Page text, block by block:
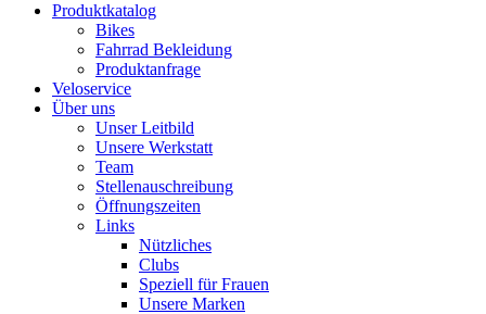
Produktkatalog
Bikes
Fahrrad Bekleidung
Produktanfrage
Veloservice
Über uns
Unser Leitbild
Unsere Werkstatt
Team
Stellenauschreibung
Öffnungszeiten
Links
Nützliches
Clubs
Speziell für Frauen​
Unsere Marken